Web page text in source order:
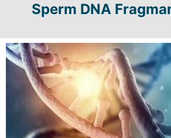
Sperm DNA